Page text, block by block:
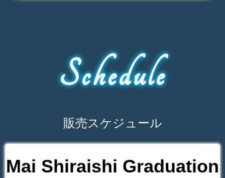
Schedule
販売スケジュール
Mai Shiraishi Graduation